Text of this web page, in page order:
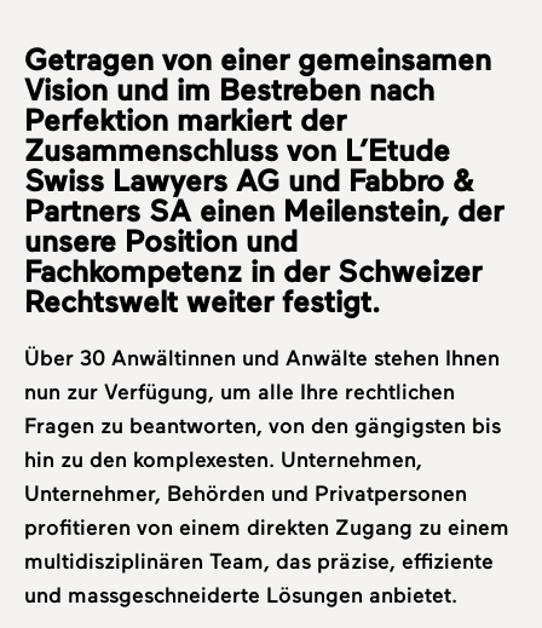
Getragen von einer gemeinsamen
Vision und im Bestreben nach
Perfektion markiert der
Zusammenschluss von L’Etude
Swiss Lawyers AG und Fabbro &
Partners SA einen Meilenstein, der
unsere Position und
Fachkompetenz in der Schweizer
Rechtswelt weiter festigt.
Über 30 Anwältinnen und Anwälte stehen Ihnen
nun zur Verfügung, um alle Ihre rechtlichen
Fragen zu beantworten, von den gängigsten bis
hin zu den komplexesten. Unternehmen,
Unternehmer, Behörden und Privatpersonen
profitieren von einem direkten Zugang zu einem
multidisziplinären Team, das präzise, effiziente
und massgeschneiderte Lösungen anbietet.